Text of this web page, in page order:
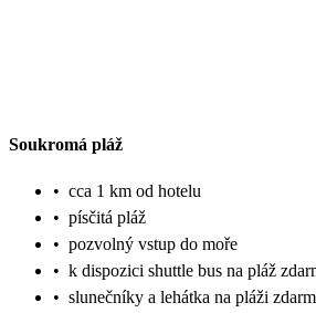
Soukromá pláž
• cca 1 km od hotelu
• písčitá pláž
• pozvolný vstup do moře
• k dispozici shuttle bus na pláž
• slunečníky a lehátka na pláži